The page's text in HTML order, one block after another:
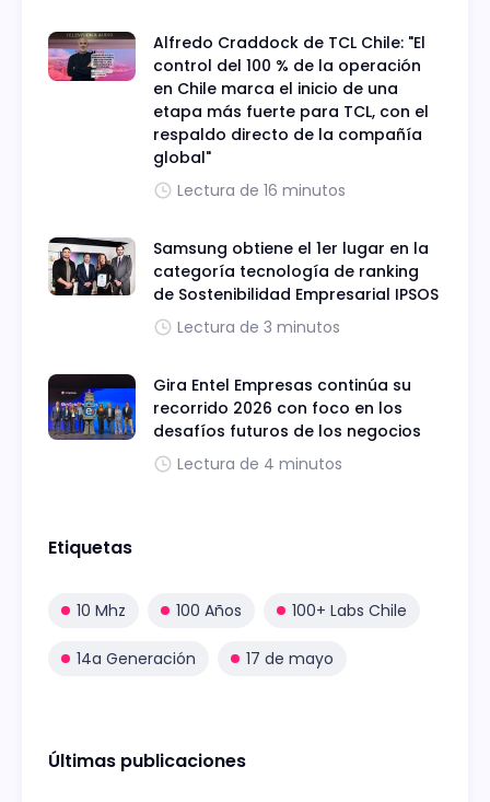
Alfredo Craddock de TCL Chile: "El
control del 100 % de la operación
en Chile marca el inicio de una
etapa más fuerte para TCL, con el
respaldo directo de la compañía
global"
Lectura de 16 minutos
Samsung obtiene el 1er lugar en la
categoría tecnología de ranking
de Sostenibilidad Empresarial IPSOS
Lectura de 3 minutos
Gira Entel Empresas continúa su
recorrido 2026 con foco en los
desafíos futuros de los negocios
Lectura de 4 minutos
Etiquetas
10 Mhz 100 Años 100+ Labs Chile
14a Generación 17 de mayo
Últimas publicaciones